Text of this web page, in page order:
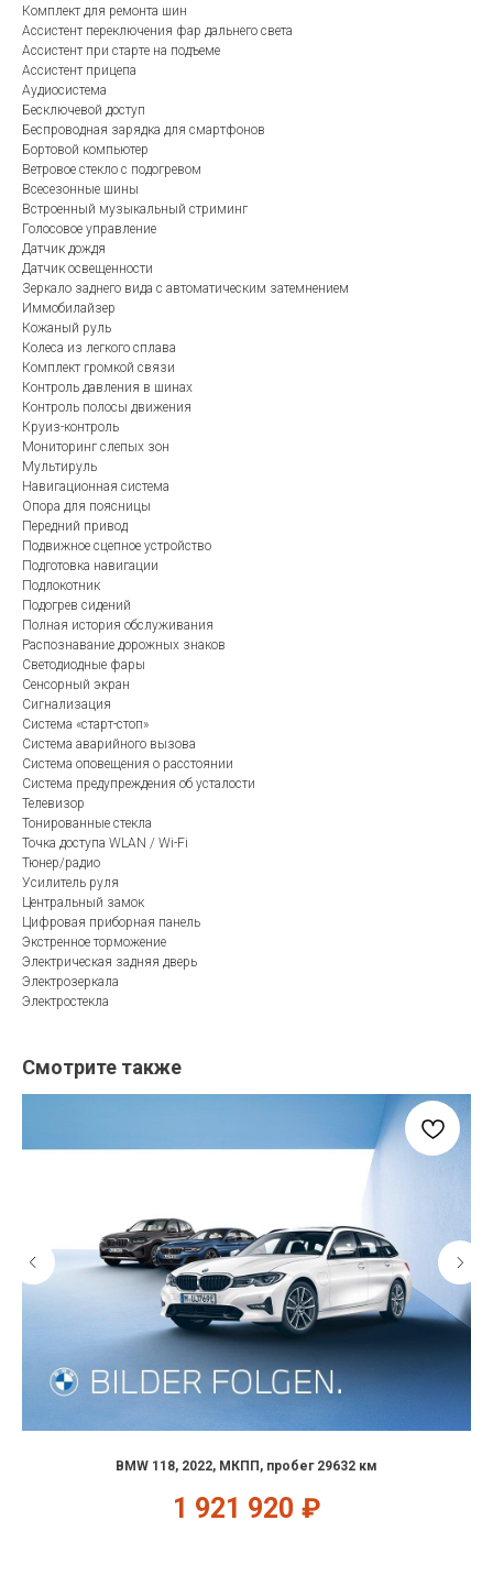
Комплект для ремонта шин
Ассистент переключения фар дальнего света
Ассистент при старте на подъеме
Ассистент прицепа
Аудиосистема
Бесключевой доступ
Беспроводная зарядка для смартфонов
Бортовой компьютер
Ветровое стекло с подогревом
Всесезонные шины
Встроенный музыкальный стриминг
Голосовое управление
Датчик дождя
Датчик освещенности
Зеркало заднего вида с автоматическим затемнением
Иммобилайзер
Кожаный руль
Колеса из легкого сплава
Комплект громкой связи
Контроль давления в шинах
Контроль полосы движения
Круиз-контроль
Мониторинг слепых зон
Мультируль
Навигационная система
Опора для поясницы
Передний привод
Подвижное сцепное устройство
Подготовка навигации
Подлокотник
Подогрев сидений
Полная история обслуживания
Распознавание дорожных знаков
Светодиодные фары
Сенсорный экран
Сигнализация
Система «старт-стоп»
Система аварийного вызова
Система оповещения о расстоянии
Система предупреждения об усталости
Телевизор
Тонированные стекла
Точка доступа WLAN / Wi-Fi
Тюнер/радио
Усилитель руля
Центральный замок
Цифровая приборная панель
Экстренное торможение
Электрическая задняя дверь
Электрозеркала
Электростекла
Смотрите также
BMW 118, 2022, МКПП, пробег 29632 км
1 921 920 ₽